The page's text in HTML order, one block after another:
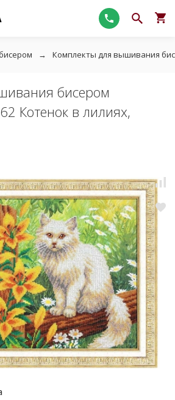
Комплекты для вышивания
бисером
Котенок в лилиях,